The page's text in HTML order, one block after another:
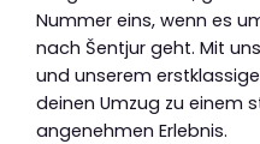
Nummer eins, wenn es
nach Šentjur geht. Mit
und unserem
deinen Umzug zu einem
angenehmen Erlebnis.